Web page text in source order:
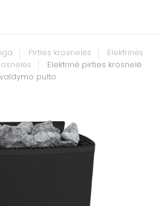
Pirties krosnelės
Elektrinės
Elektrinė pirties krosnelė
valdymo pulto